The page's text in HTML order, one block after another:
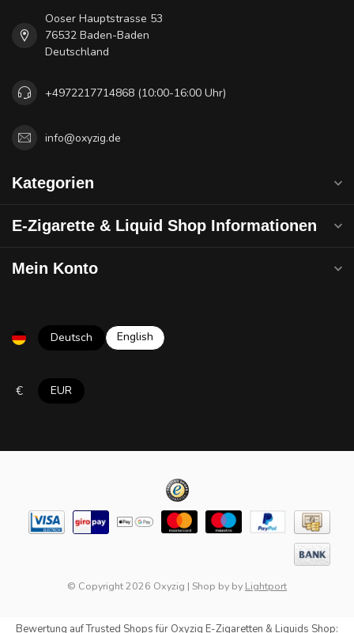
Ooser Hauptstrasse 53
76532 Baden-Baden
Deutschland
+4972217714868 (10:00-16:00 Uhr)
info@oxyzig.de
Kategorien
E-Zigarette & Liquid Shop Informationen
Mein Konto
Deutsch English
€ EUR
© Copyright 2026 Oxyzig | Shop by by Lightport
Bewertung aufTrusted Shopsfür Oxyzig E-Zigaretten & Liquids Shop: